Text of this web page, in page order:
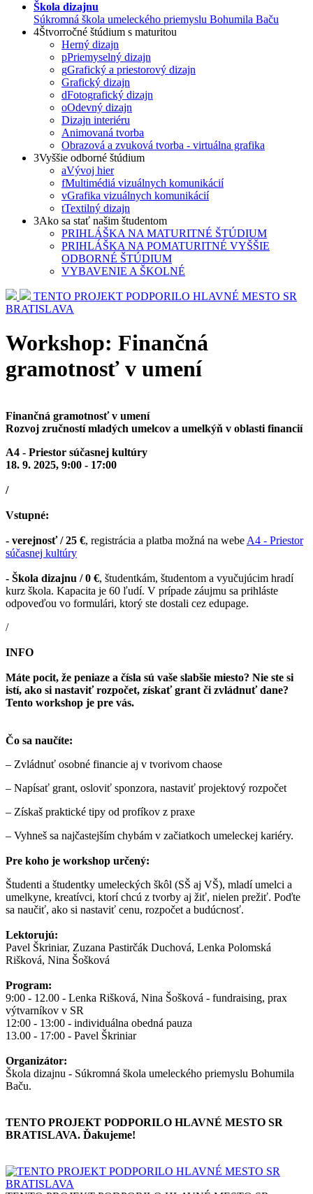
Škola dizajnu
Súkromná škola umeleckého priemyslu Bohumila Baču
4Štvorročné štúdium s maturitou
Herný dizajn
pPriemyselný dizajn
gGrafický a priestorový dizajn
Grafický dizajn
dFotografický dizajn
oOdevný dizajn
Dizajn interiéru
Animovaná tvorba
Obrazová a zvuková tvorba - virtuálna grafika
3Vyššie odborné štúdium
aVývoj hier
fMultimédiá vizuálnych komunikácií
vGrafika vizuálnych komunikácií
tTextilný dizajn
3Ako sa stať našim študentom
PRIHLÁŠKA NA MATURITNÉ ŠTÚDIUM
PRIHLÁŠKA NA POMATURITNÉ VYŠŠIE
ODBORNÉ ŠTÚDIUM
VYBAVENIE A ŠKOLNÉ
TENTO PROJEKT PODPORILO HLAVNÉ MESTO SR
BRATISLAVA
Workshop: Finančná
gramotnosť v umení
Finančná gramotnosť v umení
Rozvoj zručností mladých umelcov a umelkýň v oblasti financií
A4 - Priestor súčasnej kultúry
18. 9. 2025, 9:00 - 17:00
/
Vstupné:
- verejnosť / 25 €, registrácia a platba možná na webe A4 - Priestor
súčasnej kultúry
- Škola dizajnu / 0 €, študentkám, študentom a vyučujúcim hradí
kurz škola. Kapacita je 60 ľudí. V prípade záujmu sa prihláste
odpoveďou vo formulári, ktorý ste dostali cez edupage.
/
INFO
Máte pocit, že peniaze a čísla sú vaše slabšie miesto? Nie ste si
istí, ako si nastaviť rozpočet, získať grant či zvládnuť dane?
Tento workshop je pre vás.
Čo sa naučíte:
– Zvládnuť osobné financie aj v tvorivom chaose
– Napísať grant, osloviť sponzora, nastaviť projektový rozpočet
– Získaš praktické tipy od profíkov z praxe
– Vyhneš sa najčastejším chybám v začiatkoch umeleckej kariéry.
Pre koho je workshop určený:
Študenti a študentky umeleckých škôl (SŠ aj VŠ), mladí umelci a
umelkyne, kreatívci, ktorí chcú z tvorby aj žiť, nielen prežiť. Poďte
sa naučiť, ako si nastaviť cenu, rozpočet a budúcnosť.
Lektorujú:
Pavel Škriniar, Zuzana Pastirčák Duchová, Lenka Polomská
Rišková, Nina Šošková
Program:
9:00 - 12.00 - Lenka Rišková, Nina Šošková - fundraising, prax
výtvarníkov v SR
12:00 - 13:00 - individuálna obedná pauza
13.00 - 17:00 - Pavel Škriniar
Organizátor:
Škola dizajnu - Súkromná škola umeleckého priemyslu Bohumila
Baču.
TENTO PROJEKT PODPORILO HLAVNÉ MESTO SR
BRATISLAVA. Ďakujeme!